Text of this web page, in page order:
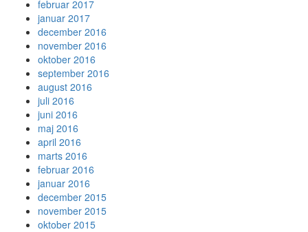
februar 2017
januar 2017
december 2016
november 2016
oktober 2016
september 2016
august 2016
juli 2016
juni 2016
maj 2016
april 2016
marts 2016
februar 2016
januar 2016
december 2015
november 2015
oktober 2015